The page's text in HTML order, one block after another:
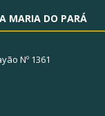
MARIA DO PARÁ
Nº 1361